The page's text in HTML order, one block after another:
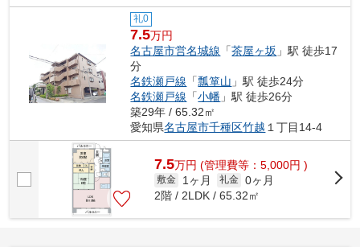
礼0
7.5万円
名古屋市営名城線 「茶屋ヶ坂 」駅 徒歩17
分
名鉄瀬戸線 「瓢箪山 」駅 徒歩24分
名鉄瀬戸線 「小幡 」駅 徒歩26分
築29年 / 65.32㎡
愛知県名古屋市千種区竹越 １丁目14-4
7.5万円 (管理費等：5,000円 )
敷金 1ヶ月 礼金 0ヶ月
2階 / 2LDK / 65.32㎡